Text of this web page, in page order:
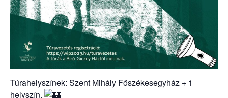
Túrahelyszínek: Szent Mihály Főszékesegyház + 1
helyszín.